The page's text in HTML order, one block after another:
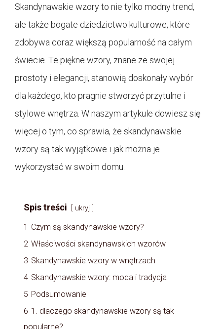
Skandynawskie wzory to nie tylko modny trend,
ale także bogate dziedzictwo kulturowe, które
zdobywa coraz większą popularność na całym
świecie. Te piękne wzory, znane ze swojej
prostoty i elegancji, stanowią doskonały wybór
dla każdego, kto pragnie stworzyć przytulne i
stylowe wnętrza. W naszym artykule dowiesz się
więcej o tym, co sprawia, że skandynawskie
wzory są tak wyjątkowe i jak można je
wykorzystać w swoim domu.
Spis treści ukryj
1 Czym są skandynawskie wzory?
2 Właściwości skandynawskich wzorów
3 Skandynawskie wzory w wnętrzach
4 Skandynawskie wzory: moda i tradycja
5 Podsumowanie
6 1. dlaczego skandynawskie wzory są tak
popularne?